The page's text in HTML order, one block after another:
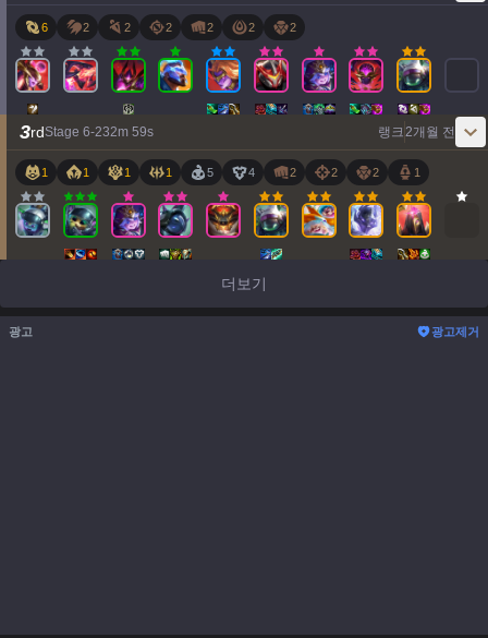
6 2 2 2 2 2 2
3rdStage 6-232m 59s 랭크2개월 전
1 1 1 1 5 4 2 2 2 1
더보기
광고 광고제거